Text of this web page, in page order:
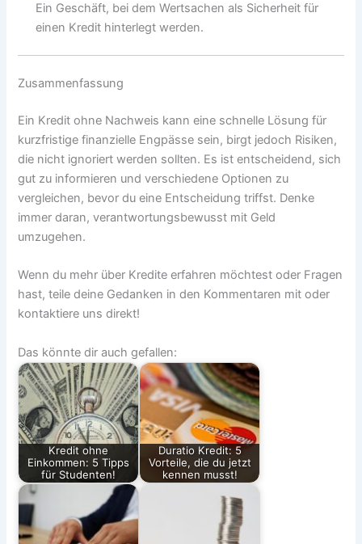
Ein Geschäft, bei dem Wertsachen als Sicherheit für
einen Kredit hinterlegt werden.
Zusammenfassung
Ein Kredit ohne Nachweis kann eine schnelle Lösung für
kurzfristige finanzielle Engpässe sein, birgt jedoch Risiken,
die nicht ignoriert werden sollten. Es ist entscheidend, sich
gut zu informieren und verschiedene Optionen zu
vergleichen, bevor du eine Entscheidung triffst. Denke
immer daran, verantwortungsbewusst mit Geld
umzugehen.
Wenn du mehr über Kredite erfahren möchtest oder Fragen
hast, teile deine Gedanken in den Kommentaren mit oder
kontaktiere uns direkt!
Das könnte dir auch gefallen:
Kredit ohne
Einkommen: 5 Tipps
für Studenten!
Duratio Kredit: 5
Vorteile, die du jetzt
kennen musst!